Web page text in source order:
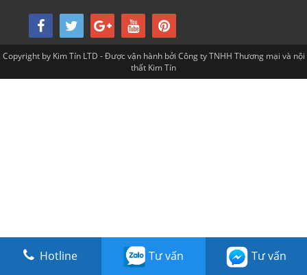
Hotline Tư vấn Tư vấn
Copyright by Kim Tín LTD - Được vận hành bởi Công ty TNHH Thương mại và nội
thất Kim Tín